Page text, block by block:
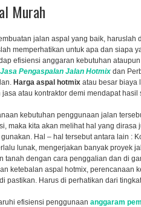
Murah
jalan aspal yang baik, haruslah
memperhatikan untuk apa dan siapa
efisiensi anggaran kebutuhan
Pengaspalan Jalan Hotmix dan
Harga aspal hotmix atau besar biaya
atau kontraktor demi mendapat hasil
kebutuhan penggunaan jalan
maka kita akan melihat hal yang
Hal – hal tersebut antara lain :
lunak, mengerjakan banyak proyek
tanah dengan cara penggalian dan di
ketebalan aspal hotmix, perencanaan
pastikan. Harus di perhatikan dari
efisiensi penggunaan anggaram